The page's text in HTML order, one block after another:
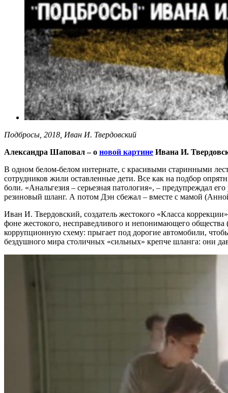
Подбросы, 2018, Иван И. Твердовский
Александра Шаповал – о новой картине Ивана И.
В одном белом-белом интернате, с красивыми старинными
сотрудников жили оставленные дети. Все как на подбор
боли. «Анальгезия – серьезная патология», – предупреждал
резиновый шланг. А потом Дэн сбежал – вместе с мамой
Иван И. Твердовский, создатель жестокого «Класса
фоне жестокого, несправедливого и непонимающего
коррупционную схему: прыгает под дорогие автомобили,
бездушного мира столичных «сильных» крепче шланга: они